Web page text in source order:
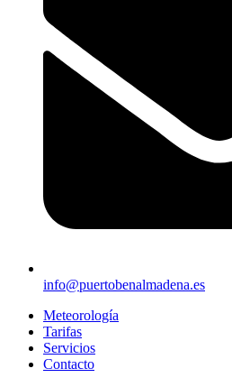
info@puertobenalmadena.es
Meteorología
Tarifas
Servicios
Contacto